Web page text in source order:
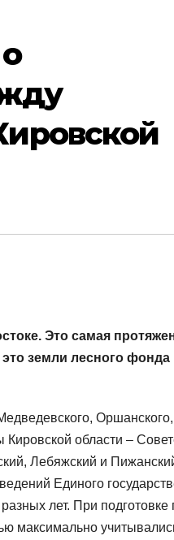
Это самая
земли лесного фонда
Оршанского,
области –
Лебяжский и
Единого
лет. При подготовке
максимально